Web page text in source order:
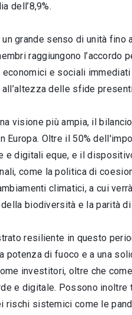
dell’8,9%.
un grande senso di unità
raggiungono l’accordo
e sociali
delle sfide
visione più ampia, il
Oltre il 50%
e digitali eque, e il
come la politica di
climatici, a cui
biodiversità e la parità di
resiliente in questo
potenza di fuoco e a una
investitori, oltre che
e digitale. Possono
rischi sistemici come le